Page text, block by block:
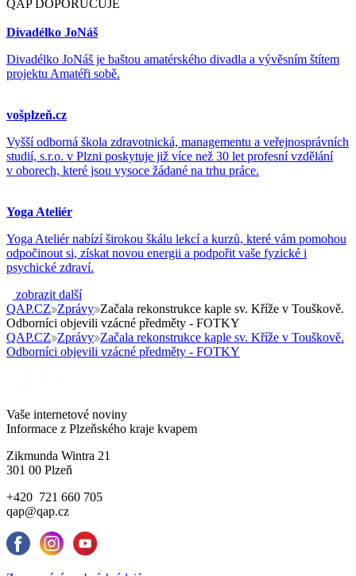
QAP DOPORUČUJE
Divadélko JoNáš
Divadélko JoNáš je baštou amatérského divadla a vývěsním štítem
projektu Amatéři sobě.
vošplzeň.cz
Vyšší odborná škola zdravotnická, managementu a veřejnosprávních
studií, s.r.o. v Plzni poskytuje již více než 30 let profesní vzdělání
v oborech, které jsou vysoce žádané na trhu práce.
Yoga Ateliér
Yoga Ateliér nabízí širokou škálu lekcí a kurzů, které vám pomohou
odpočinout si, získat novou energii a podpořit vaše fyzické i
psychické zdraví.
zobrazit další
QAP.CZ Zprávy Začala rekonstrukce kaple sv. Kříže v Touškově.
Odborníci objevili vzácné předměty - FOTKY
QAP.CZ Zprávy Začala rekonstrukce kaple sv. Kříže v Touškově.
Odborníci objevili vzácné předměty - FOTKY
Vaše internetové noviny
Informace z Plzeňského kraje kvapem
Zikmunda Wintra 21
301 00 Plzeň
+420 721 660 705
qap@qap.cz